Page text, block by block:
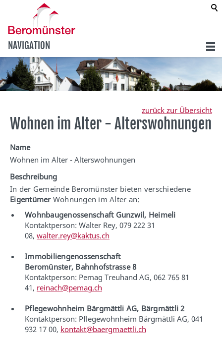
NAVIGATION
zurück zur Übersicht
Wohnen im Alter - Alterswohnungen
Name
Wohnen im Alter - Alterswohnungen
Beschreibung
In der Gemeinde Beromünster bieten verschiedene
Eigentümer Wohnungen im Alter an:
Wohnbaugenossenschaft Gunzwil, Heimeli
Kontaktperson: Walter Rey, 079 222 31
08, walter.rey@kaktus.ch
Immobiliengenossenschaft
Beromünster, Bahnhofstrasse 8
Kontaktperson: Pemag Treuhand AG, 062 765 81
41, reinach@pemag.ch
Pflegewohnheim Bärgmättli AG, Bärgmättli 2
Kontaktperson: Pflegewohnheim Bärgmättli AG, 041
932 17 00, kontakt@baergmaettli.ch